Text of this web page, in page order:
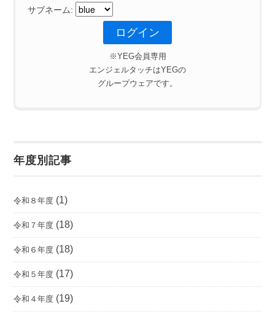
サブネーム:
※YEG会員専用
エンジェルタッチはYEGの
グループウェアです。
年度別記事
令和８年度 (1)
令和７年度 (18)
令和６年度 (18)
令和５年度 (17)
令和４年度 (19)